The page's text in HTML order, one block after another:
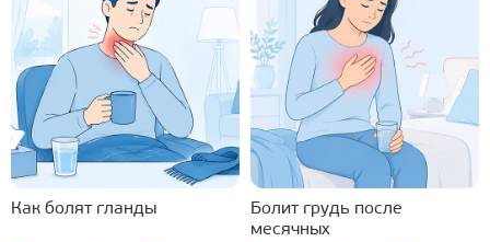
Как болят гланды
Болит грудь после
месячных